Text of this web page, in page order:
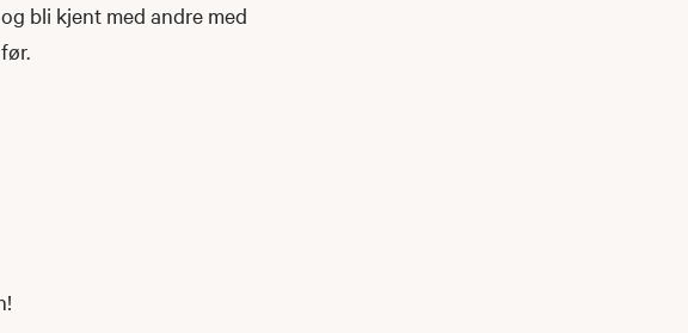
bli kjent med andre med